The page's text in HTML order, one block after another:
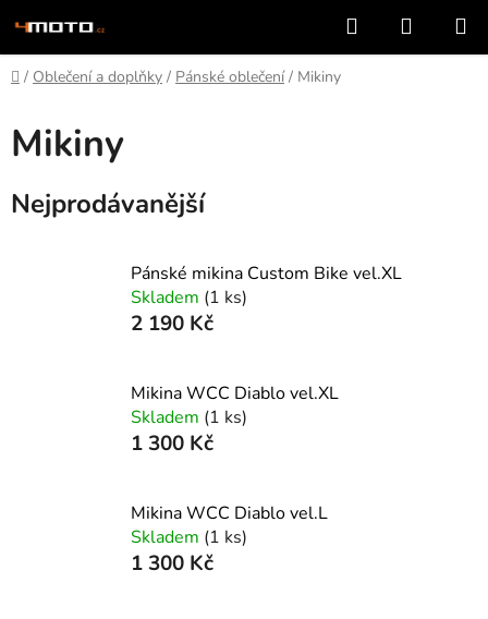
na
obsah
Hledat
KOŠÍK
Domů
/ Oblečení a doplňky / Pánské oblečení / Mikiny
Mikiny
Nejprodávanější
Pánské mikina Custom Bike vel.XL
Skladem (1 ks)
2 190 Kč
Mikina WCC Diablo vel.XL
Skladem (1 ks)
1 300 Kč
Mikina WCC Diablo vel.L
Skladem (1 ks)
1 300 Kč